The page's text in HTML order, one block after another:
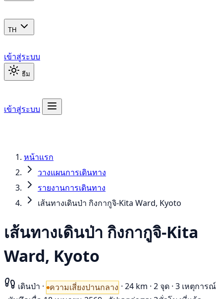
TH
เข้าสู่ระบบ
ธีม
เข้าสู่ระบบ
หน้าแรก
วางแผนการเดินทาง
รายงานการเดินทาง
เส้นทางเดินป่า กิงกากูจิ-Kita Ward, Kyoto
เส้นทางเดินป่า กิงกากูจิ-Kita
Ward, Kyoto
เดินป่า · ความเสี่ยงปานกลาง · 24 km · 2 จุด · 3 เหตุการณ์